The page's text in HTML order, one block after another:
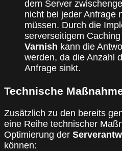
dem Server
nicht bei jeder Anfrage
müssen. Durch die
serverseitigem
Varnish kann die
werden, da die Anzahl
Anfrage sinkt.
Technische
Zusätzlich zu den bereits
eine Reihe technischer
Optimierung der
können: